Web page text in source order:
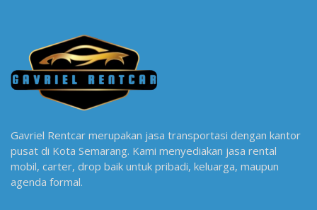
Gavriel Rentcar merupakan jasa transportasi dengan kantor
pusat di Kota Semarang. Kami menyediakan jasa rental
mobil, carter, drop baik untuk pribadi, keluarga, maupun
agenda formal.